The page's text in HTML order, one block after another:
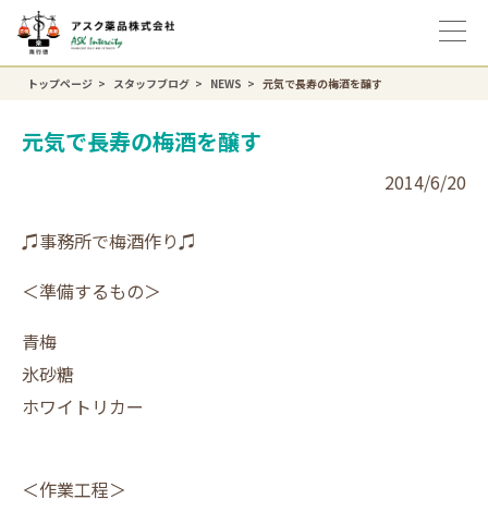
トップページ スタッフブログ NEWS 元気で長寿の梅酒を醸す
元気で長寿の梅酒を醸す
2014/6/20
♫事務所で梅酒作り♫
＜準備するもの＞
青梅
氷砂糖
ホワイトリカー
＜作業工程＞